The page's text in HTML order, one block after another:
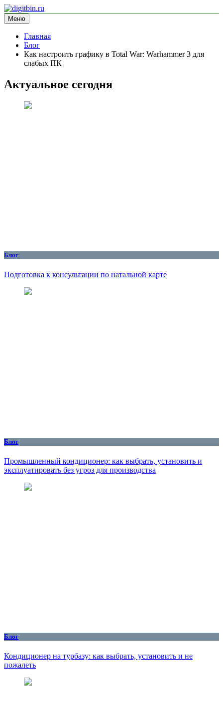
Перейти
к
содержимому
digitbin.ru
информационный сайт
Меню
Главная
Блог
Как настроить графику в Total War: Warhammer 3 для
слабых ПК
Актуальное сегодня
Блог
Подготовка к консультации по натальной карте
Блог
Промышленный кондиционер: как выбрать, установить и
эксплуатировать без угроз для производства
Блог
Кондиционер на турбазу: как выбрать, установить и не
пожалеть